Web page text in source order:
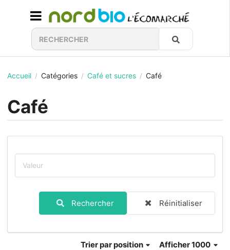
Accueil / Catégories / Café et sucres / Café
Café
Rechercher Réinitialiser
Afficher 1000
Trierpar position